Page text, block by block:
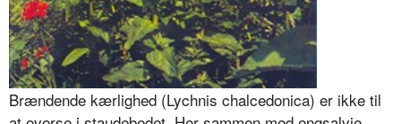
Brændende kærlighed (Lychnis chalcedonica) er ikke til